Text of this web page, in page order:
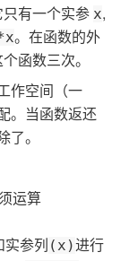
只有一个实参 x,
。在函数的外
函数三次。
作空间（一
。当函数返还
。
运算
实参列 (x)进行